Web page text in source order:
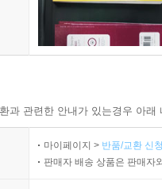
과 관련한 안내가 있는경우 아
마이페이지 > 반품/교환 신
판매자 배송 상품은 판매자